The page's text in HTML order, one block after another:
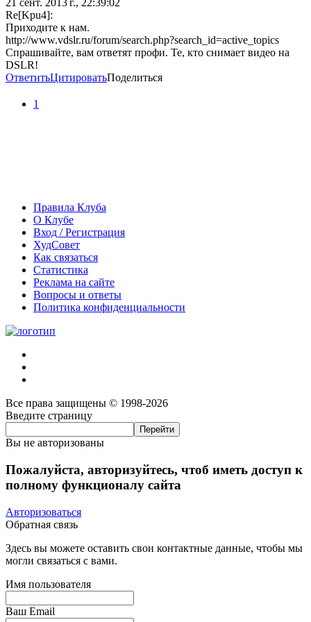
21 сент. 2013 г., 22:39:02
Re[Kpu4]:
Приходите к нам.
http://www.vdslr.ru/forum/search.php?search_id=active_topics
Спрашивайте, вам ответят профи. Те, кто снимает видео на
DSLR!
ОтветитьЦитироватьПоделиться
1
Правила Клуба
О Клубе
Вход / Регистрация
ХудСовет
Как связаться
Статистика
Реклама на сайте
Вопросы и ответы
Политика конфиденциальности
Все права защищены © 1998-2026
Введите страницу
Вы не авторизованы
Пожалуйста, авторизуйтесь, чтоб иметь доступ к
полному функционалу сайта
Авторизоваться
Обратная связь
Здесь вы можете оставить свои контактные данные, чтобы мы
могли связаться с вами.
Имя пользователя
Ваш Email